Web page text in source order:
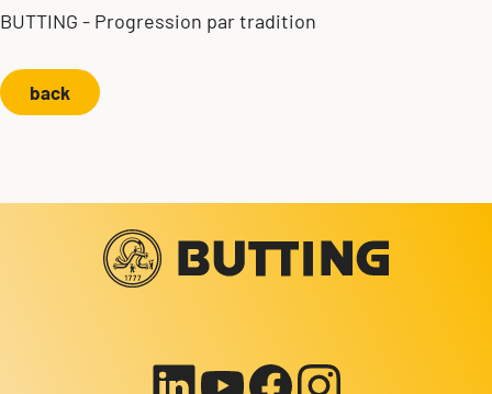
BUTTING - Progression par tradition
back
Votre contact avec nous!
+49 5834 50-0